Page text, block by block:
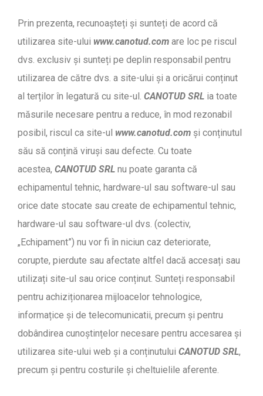
Prin prezenta, recunoașteți și sunteți de acord că
utilizarea site-ului www.canotud.com are loc pe riscul
dvs. exclusiv și sunteți pe deplin responsabil pentru
utilizarea de către dvs. a site-ului și a oricărui conținut
al terților în legatură cu site-ul. CANOTUD SRL ia toate
măsurile necesare pentru a reduce, în mod rezonabil
posibil, riscul ca site-ul www.canotud.com și conținutul
său să conțină viruși sau defecte. Cu toate
acestea, CANOTUD SRL nu poate garanta că
echipamentul tehnic, hardware-ul sau software-ul sau
orice date stocate sau create de echipamentul tehnic,
hardware-ul sau software-ul dvs. (colectiv,
„Echipament”) nu vor fi în niciun caz deteriorate,
corupte, pierdute sau afectate altfel dacă accesați sau
utilizați site-ul sau orice conținut. Sunteți responsabil
pentru achiziționarea mijloacelor tehnologice,
informațice și de telecomunicatii, precum și pentru
dobândirea cunoștințelor necesare pentru accesarea și
utilizarea site-ului web și a conținutului CANOTUD SRL,
precum și pentru costurile și cheltuielile aferente.